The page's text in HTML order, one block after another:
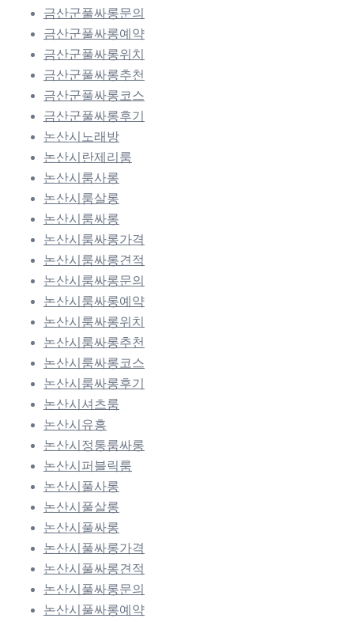
금산군풀싸롱문의
금산군풀싸롱예약
금산군풀싸롱위치
금산군풀싸롱추천
금산군풀싸롱코스
금산군풀싸롱후기
논산시노래방
논산시란제리룸
논산시룸사롱
논산시룸살롱
논산시룸싸롱
논산시룸싸롱가격
논산시룸싸롱견적
논산시룸싸롱문의
논산시룸싸롱예약
논산시룸싸롱위치
논산시룸싸롱추천
논산시룸싸롱코스
논산시룸싸롱후기
논산시셔츠룸
논산시유흥
논산시정통룸싸롱
논산시퍼블릭룸
논산시풀사롱
논산시풀살롱
논산시풀싸롱
논산시풀싸롱가격
논산시풀싸롱견적
논산시풀싸롱문의
논산시풀싸롱예약